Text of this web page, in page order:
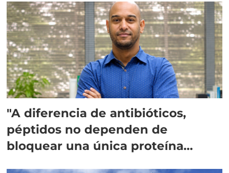
"A diferencia de antibióticos,
péptidos no dependen de
bloquear una única proteína